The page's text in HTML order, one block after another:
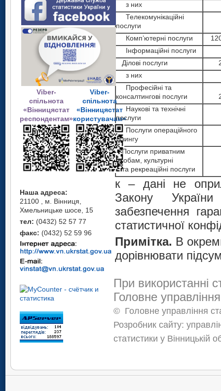
Viber-
спільнота
«Вінницястат
респондентам»
Viber-
спільнота
«Вінницястат
користувачам»
Наша адреса:
21100 , м. Вінниця,
Хмельницьке шосе, 15
тел: (0432) 52 57 77
факс: (0432) 52 59 96
з них
Телекомунікаційні
послуги
Комп’ютерні послуги
Інформаційні послуги
Ділові послуги
з них
Професійні та
консалтингові послуги
Наукові та технічні
послуги
Послуги операційного
лізингу
Послуги приватним
особам, культурні
та рекреаційні послуги
к – дані не
Закону
забезпечення
статистичної
Примітка. В
дорівнювати
При використанні
Головне
© Головне управління
Розробник сайту:
статистики у Вінницькій